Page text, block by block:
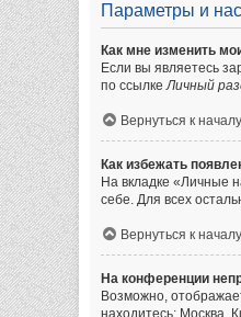
Параметры и
Как мне изменить
Если вы являетесь
по ссылкеЛичный
Вернуться к началу
Как избежать
На вкладке «Личные
себе. Для всех
Вернуться к началу
На конференции
Возможно,
находитесь: Москва,